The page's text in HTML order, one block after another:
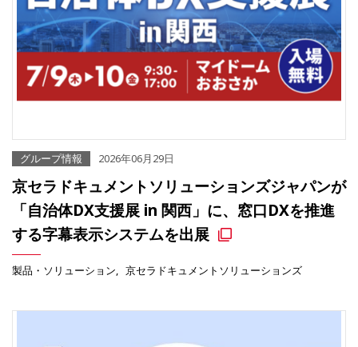
グループ情報 2026年06月29日
京セラドキュメントソリューションズジャパンが
「自治体DX支援展 in 関西」に、窓口DXを推進
する字幕表示システムを出展
製品・ソリューション 京セラドキュメントソリューションズ